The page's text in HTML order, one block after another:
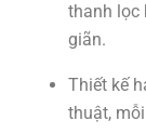
thanh lọc
giãn.
Thiết kế
thuật,